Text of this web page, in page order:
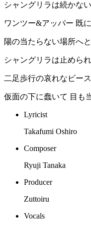
シャングリラは続かない
ワンツー&アッパー 既に
陽の当たらない場所へ
シャングリラは止めら
二足歩行の哀れなビー
仮面の下に蠢いて 目も
Lyricist
Takafumi Oshiro
Composer
Ryuji Tanaka
Producer
Zuttoiru
Vocals